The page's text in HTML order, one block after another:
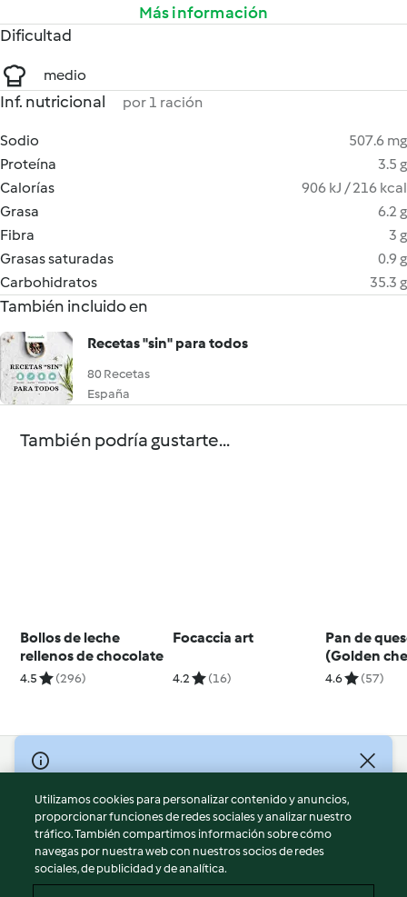
Más información
Dificultad
medio
Inf. nutricional por 1 ración
Sodio
507.6 mg
Proteína
3.5 g
Calorías
906 kJ / 216 kcal
Grasa
6.2 g
Fibra
3 g
Grasas saturadas
0.9 g
Carbohidratos
35.3 g
También incluido en
Recetas "sin" para todos
80 Recetas
España
También podría gustarte...
Bollos de leche
rellenos de chocolate
4.5 (296)
Focaccia art
4.2 (16)
Pan de
(Golden
bread)
4.6 (57)
© Copyright 2026
Términos de uso
Política de privacidad
Aviso legal
Información legal
Utilizamos cookies para personalizar contenido y anuncios,
proporcionar funciones de redes sociales y analizar nuestro
tráfico. También compartimos información sobre cómo
navegas por nuestra web con nuestros socios de redes
sociales, de publicidad y de analítica.